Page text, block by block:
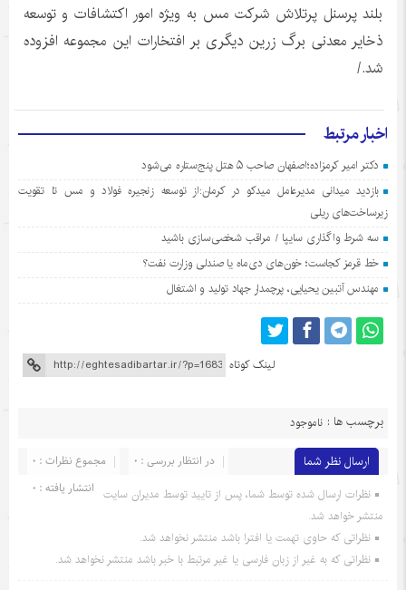
بلند پرسنل پرتلاش شرکت مس به ویژه امور اکتشافات و توسعه
ذخایر معدنی برگ زرین دیگری بر افتخارات این مجموعه افزوده
شد./
اخبار مرتبط
دکتر امیر کرمزاده؛اصفهان صاحب ۵ هتل پنج‌ستاره می‌شود
بازدید میدانی مدیرعامل میدکو در کرمان:از توسعه زنجیره فولاد و مس تا تقویت
زیرساخت‌های ریلی
سه شرط واگذاری سایپا / مراقب شخصی‌سازی باشید
خط قرمز کجاست؛ خون‌های دی‌ماه یا صندلی وزارت نفت؟
مهندس آتبین یحیایی، پرچمدار جهاد تولید و اشتغال
لینک کوتاه
برچسب ها : ناموجود
ارسال نظر شما مجموع نظرات : 0
در انتظار بررسی : 0
انتشار یافته : 0 نظرات ارسال شده توسط شما، پس از تایید توسط مدیران سایت
منتشر خواهد شد.
نظراتی که حاوی تهمت یا افترا باشد منتشر نخواهد شد.
نظراتی که به غیر از زبان فارسی یا غیر مرتبط با خبر باشد منتشر نخواهد شد.